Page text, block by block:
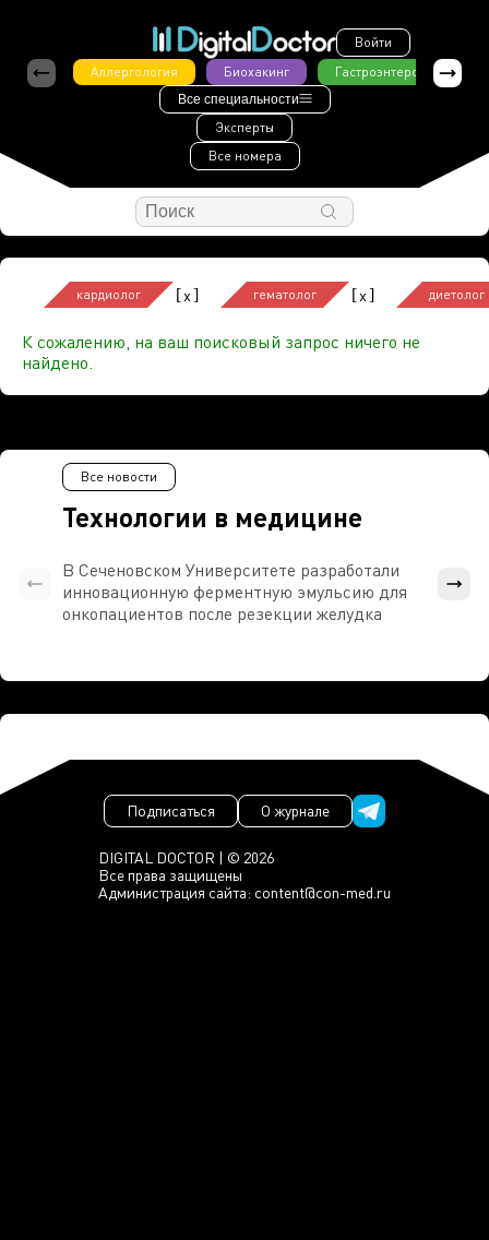
Войти
Аллергология
Биохакинг Гастроэнтерология
Все специальности
Эксперты
Все номера
кардиолог [x] гематолог [x] диетолог
К сожалению, на ваш поисковый запрос ничего не
найдено.
Технологии в медицине
Все новости
В Сеченовском Университете разработали
инновационную ферментную эмульсию для
онкопациентов после резекции желудка
DIGITAL DOCTOR | © 2026
Все права защищены
Администрация сайта: content@con-med.ru
Подписаться О журнале